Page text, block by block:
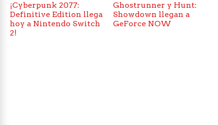
¡Cyberpunk 2077:
Definitive Edition llega
hoy a Nintendo Switch
2!
Ghostrunner y Hunt:
Showdown llegan a
GeForce NOW